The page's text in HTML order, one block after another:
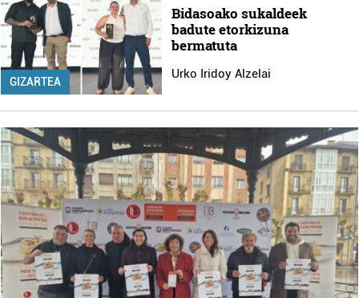
GIZARTEA
Bidasoako sukaldeek
badute etorkizuna
bermatuta
Urko Iridoy Alzelai